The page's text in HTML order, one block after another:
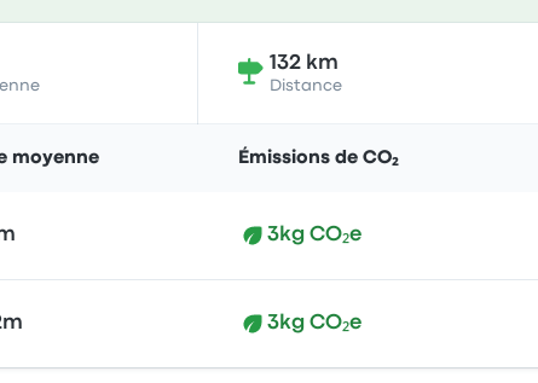
132 km
Distance
moyenne Émissions de CO₂
3kg CO₂e
3kg CO₂e